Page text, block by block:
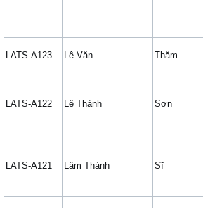
LATS-A123 Lê Văn Thăm
LATS-A122 Lê Thành Sơn
LATS-A121 Lâm Thành Sĩ